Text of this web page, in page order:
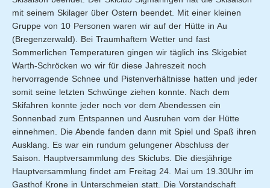
mit seinem Skilager über Ostern beendet. Mit einer kleinen
Gruppe von 10 Personen waren wir auf der Hütte in Au
(Bregenzerwald). Bei Traumhaftem Wetter und fast
Sommerlichen Temperaturen gingen wir täglich ins Skigebiet
Warth-Schröcken wo wir für diese Jahreszeit noch
hervorragende Schnee und Pistenverhältnisse hatten und jeder
somit seine letzten Schwünge ziehen konnte. Nach dem
Skifahren konnte jeder noch vor dem Abendessen ein
Sonnenbad zum Entspannen und Ausruhen vom der Hütte
einnehmen. Die Abende fanden dann mit Spiel und Spaß ihren
Ausklang. Es war ein rundum gelungener Abschluss der
Saison. Hauptversammlung des Skiclubs. Die diesjährige
Hauptversammlung findet am Freitag 24. Mai um 19.30Uhr im
Gasthof Krone in Unterschmeien statt. Die Vorstandschaft